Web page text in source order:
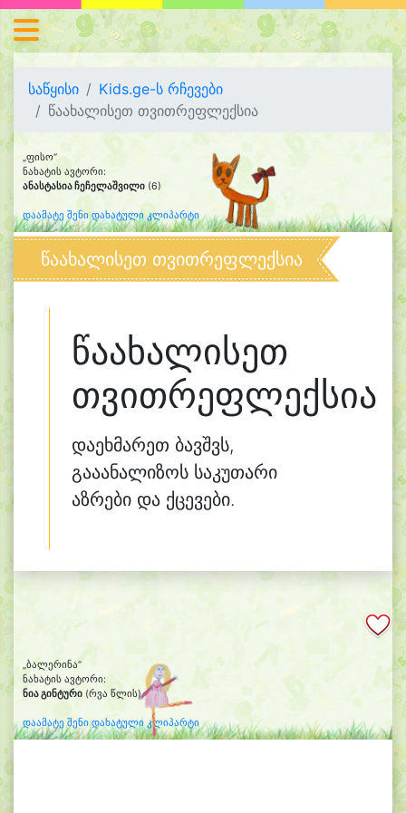
საწყისი
Kids.ge-ს რჩევები
წაახალისეთ თვითრეფლექსია
„ფისო“
ნახატის ავტორი:
ანასტასია ჩეჩელაშვილი (6)
დაამატე შენი დახატული კლიპარტი
წაახალისეთ თვითრეფლექსია
წაახალისეთ
თვითრეფლექსია
დაეხმარეთ ბავშვს,
გააანალიზოს საკუთარი
აზრები და ქცევები.
„ბალერინა“
ნახატის ავტორი:
ნია გინტური (რვა წლის)
დაამატე შენი დახატული კლიპარტი